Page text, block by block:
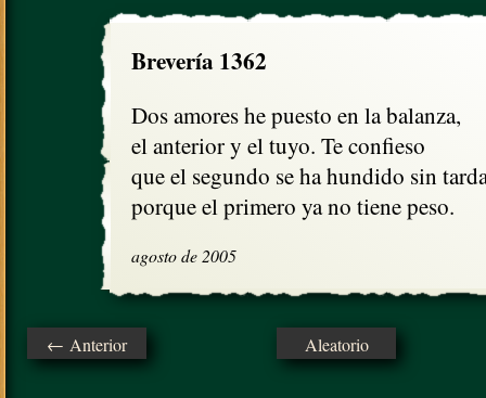
Brevería 1362
Dos amores he puesto en la balanza,
el anterior y el tuyo. Te confieso
que el segundo se ha hundido sin
porque el primero ya no tiene peso.
agosto de 2005
← Anterior Aleatorio